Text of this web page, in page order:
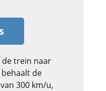
de trein naar
de
300 km/u,